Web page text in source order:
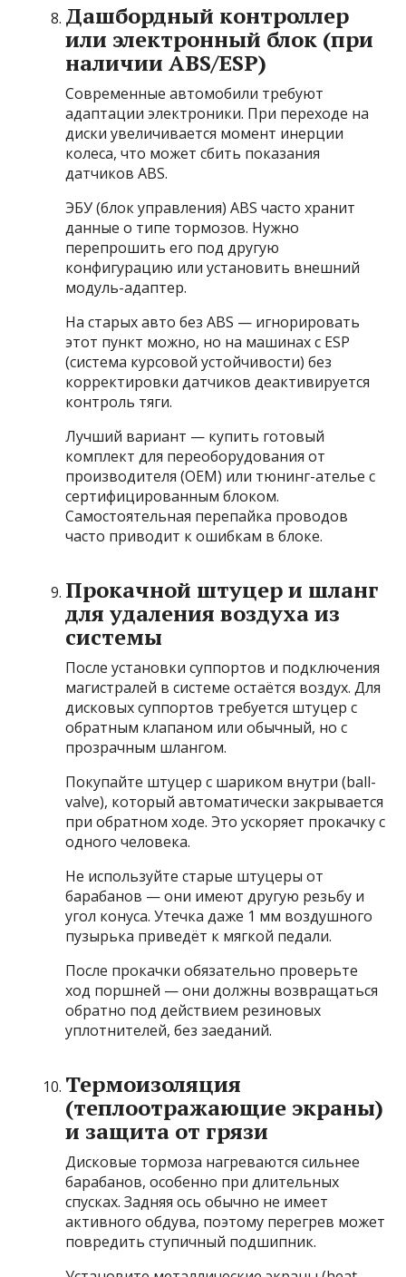
Дашбордный контроллер
или электронный блок (при
наличии ABS/ESP)
Современные автомобили требуют
адаптации электроники. При переходе на
диски увеличивается момент инерции
колеса, что может сбить показания
датчиков ABS.
ЭБУ (блок управления) ABS часто хранит
данные о типе тормозов. Нужно
перепрошить его под другую
конфигурацию или установить внешний
модуль-адаптер.
На старых авто без ABS — игнорировать
этот пункт можно, но на машинах с ESP
(система курсовой устойчивости) без
корректировки датчиков деактивируется
контроль тяги.
Лучший вариант — купить готовый
комплект для переоборудования от
производителя (OEM) или тюнинг-ателье с
сертифицированным блоком.
Самостоятельная перепайка проводов
часто приводит к ошибкам в блоке.
Прокачной штуцер и шланг
для удаления воздуха из
системы
После установки суппортов и подключения
магистралей в системе остаётся воздух. Для
дисковых суппортов требуется штуцер с
обратным клапаном или обычный, но с
прозрачным шлангом.
Покупайте штуцер с шариком внутри (ball-
valve), который автоматически закрывается
при обратном ходе. Это ускоряет прокачку с
одного человека.
Не используйте старые штуцеры от
барабанов — они имеют другую резьбу и
угол конуса. Утечка даже 1 мм воздушного
пузырька приведёт к мягкой педали.
После прокачки обязательно проверьте
ход поршней — они должны возвращаться
обратно под действием резиновых
уплотнителей, без заеданий.
Термоизоляция
(теплоотражающие экраны)
и защита от грязи
Дисковые тормоза нагреваются сильнее
барабанов, особенно при длительных
спусках. Задняя ось обычно не имеет
активного обдува, поэтому перегрев может
повредить ступичный подшипник.